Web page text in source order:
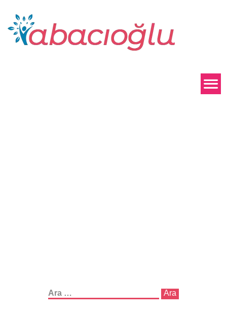
Arama: